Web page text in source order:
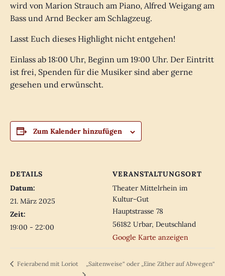
wird von Marion Strauch am Piano, Alfred Weigang am
Bass und Arnd Becker am Schlagzeug.
Lasst Euch dieses Highlight nicht entgehen!
Einlass ab 18:00 Uhr, Beginn um 19:00 Uhr. Der Eintritt
ist frei, Spenden für die Musiker sind aber gerne
gesehen und erwünscht.
Zum Kalender hinzufügen
DETAILS
Datum:
21. März 2025
Zeit:
19:00 - 22:00
VERANSTALTUNGSORT
Theater Mittelrhein im
Kultur-Gut
Hauptstrasse 78
56182 Urbar, Deutschland
Google Karte anzeigen
Feierabend mit Loriot „Saitenweise“ oder „Eine Zither auf Abwegen“